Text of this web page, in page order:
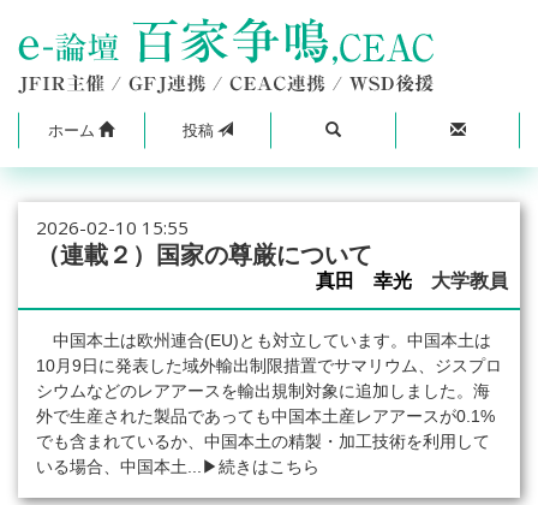
ホーム 投稿
2026-02-10 15:55
（連載２）国家の尊厳について
真田 幸光 大学教員
中国本土は欧州連合(EU)とも対立しています。中国本土は
10月9日に発表した域外輸出制限措置でサマリウム、ジスプロ
シウムなどのレアアースを輸出規制対象に追加しました。海
外で生産された製品であっても中国本土産レアアースが0.1%
でも含まれているか、中国本土の精製・加工技術を利用して
いる場合、中国本土...
▶続きはこちら